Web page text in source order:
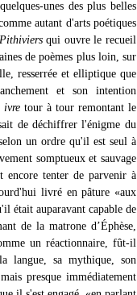
unes des plus belles
autant d'arts poétiques
qui ouvre le recueil
de poèmes plus loin, sur
resserrée et elliptique que
et son intention
ivretour à tour remontant le
de déchiffrer l'énigme du
un ordre qu'il est seul à
somptueux et sauvage
encore tenter de parvenir à
livré en pâture «aux
était auparavant capable de
de la matrone d’Éphèse,
un réactionnaire, fût-il
langue, sa mythique, son
presque immédiatement